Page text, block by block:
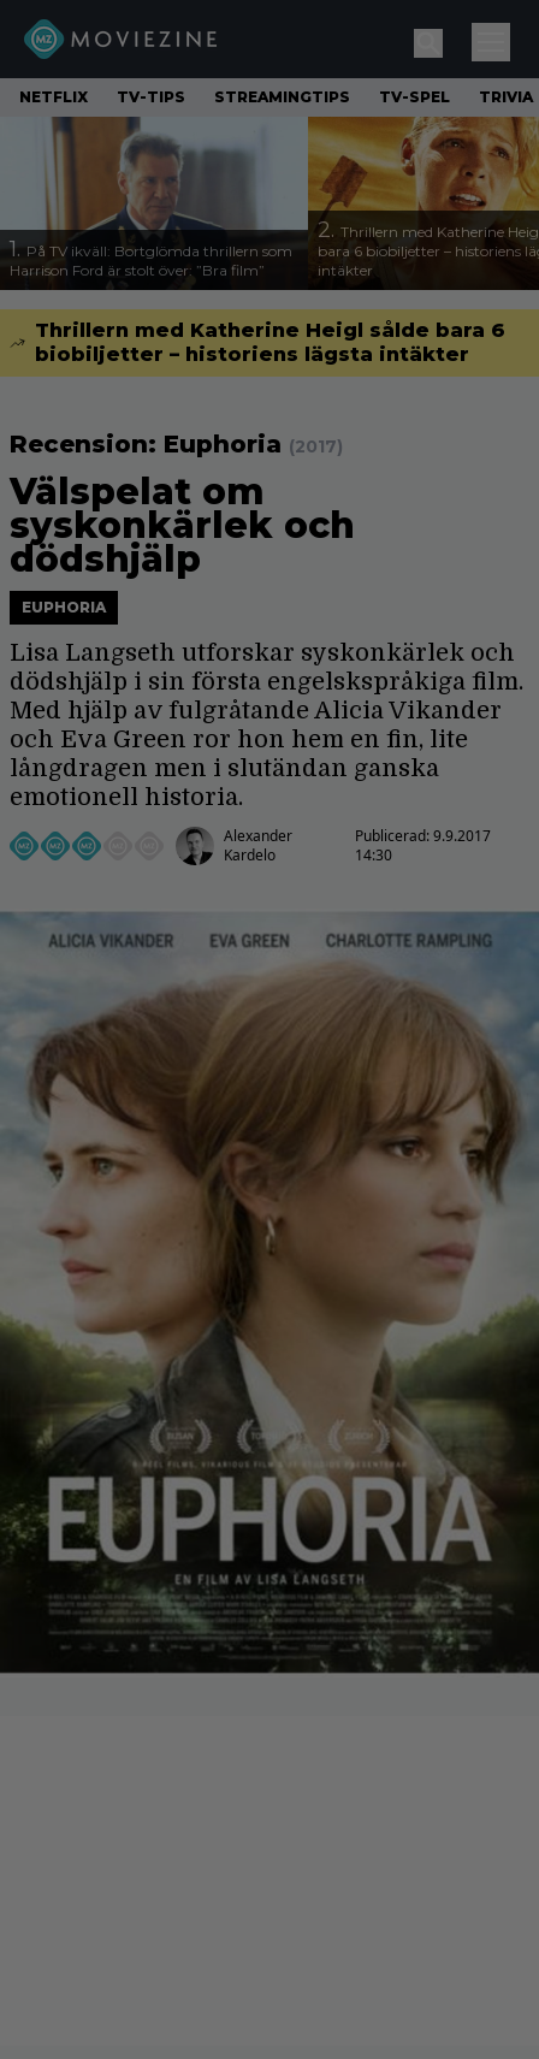
NETFLIX TV-TIPS STREAMINGTIPS TV-SPEL TRIVIA
1. På TV ikväll: Bortglömda thrillern som
Harrison Ford är stolt över: ”Bra film”
2. Thrillern med Katherine
bara 6 biobiljetter – historiens
intäkter
Thrillern med Katherine Heigl sålde bara 6
biobiljetter – historiens lägsta intäkter
Recension: Euphoria (2017)
Välspelat om
syskonkärlek och
dödshjälp
EUPHORIA
Lisa Langseth utforskar syskonkärlek och
dödshjälp i sin första engelskspråkiga film.
Med hjälp av fulgråtande Alicia Vikander
och Eva Green ror hon hem en fin, lite
långdragen men i slutändan ganska
emotionell historia.
Alexander
Kardelo
Publicerad:9.9.2017
14:30